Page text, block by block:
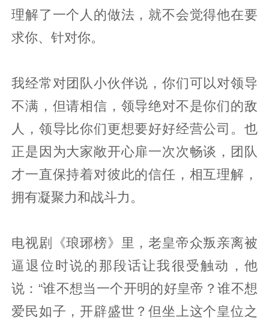
理解了一个人的做法，就不会觉得他在要
求你、针对你。
我经常对团队小伙伴说，你们可以对领导
不满，但请相信，领导绝对不是你们的敌
人，领导比你们更想要好好经营公司。也
正是因为大家敞开心扉一次次畅谈，团队
才一直保持着对彼此的信任，相互理解，
拥有凝聚力和战斗力。
电视剧《琅琊榜》里，老皇帝众叛亲离被
逼退位时说的那段话让我很受触动，他
说：“谁不想当一个开明的好皇帝？谁不想
爱民如子，开辟盛世？但坐上这个皇位之